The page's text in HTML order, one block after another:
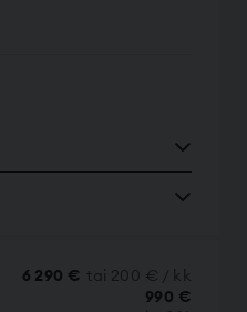
6 290 € tai 200 € / kk
990 €